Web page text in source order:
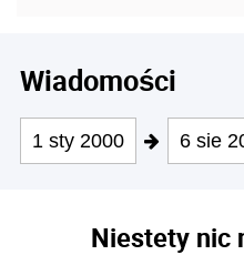
Wiadomości
1 sty 2000 6 sie
Niestety nic